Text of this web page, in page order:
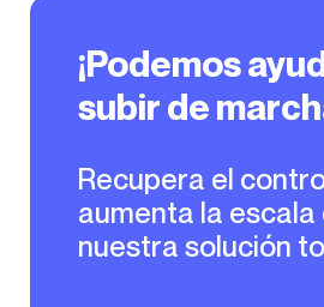
¡Podemos ayudarte a
subir de
Recupera el control y
aumenta la escala
nuestra solución